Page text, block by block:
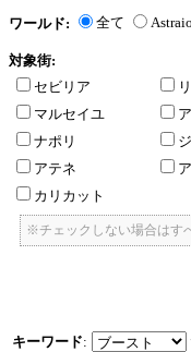
ワールド: 全て
対象街:
セビリア
マルセイユ
ナポリ
アテネ
カリカット
※チェックしない場合はす
キーワード: